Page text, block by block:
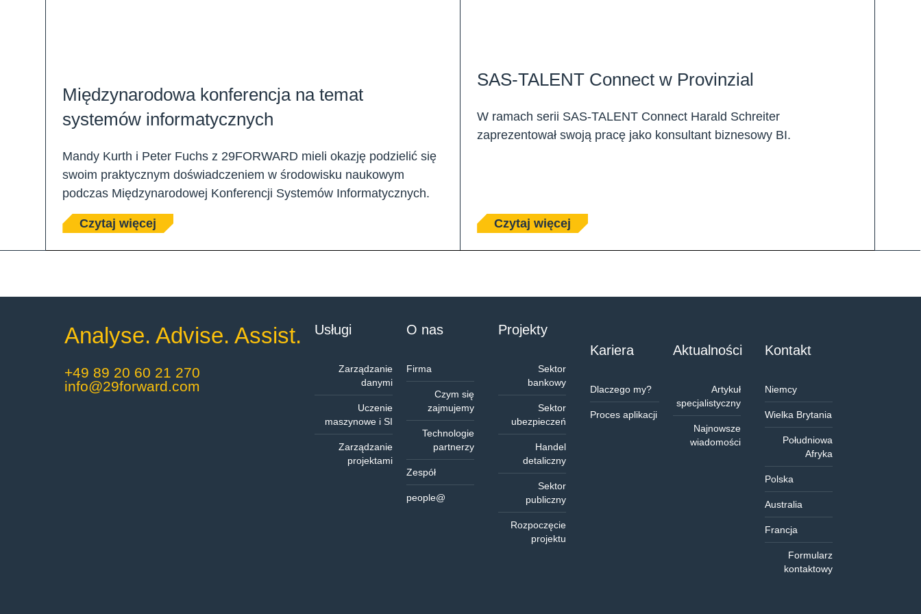
Międzynarodowa konferencja na temat
systemów informatycznych
Mandy Kurth i Peter Fuchs z 29FORWARD mieli okazję podzielić się
swoim praktycznym doświadczeniem w środowisku naukowym
podczas Międzynarodowej Konferencji Systemów Informatycznych.
Czytaj więcej
SAS-TALENT Connect w Provinzial
W ramach serii SAS-TALENT Connect Harald Schreiter
zaprezentował swoją pracę jako konsultant biznesowy BI.
Czytaj więcej
Analyse. Advise. Assist.
+49 89 20 60 21 270
info@29forward.com
Usługi
Zarządzanie
danymi
Uczenie
maszynowe i SI
Zarządzanie
projektami
O nas
Firma
Czym się
zajmujemy
Technologie
partnerzy
Zespół
people@
Projekty
Sektor
bankowy
Sektor
ubezpieczeń
Handel
detaliczny
Sektor
publiczny
Rozpoczęcie
projektu
Kariera
Dlaczego my?
Proces aplikacji
Aktualności
Artykuł
specjalistyczny
Najnowsze
wiadomości
Kontakt
Niemcy
Wielka Brytania
Południowa
Afryka
Polska
Australia
Francja
Formularz
kontaktowy